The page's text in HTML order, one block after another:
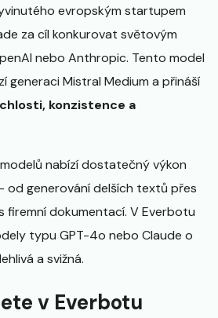
evropským startupem
za cíl konkurovat světovým
nebo Anthropic. Tento model
generaci Mistral Medium a přináší
konzistence a
nabízí dostatečný výkon
od generování delších textů přes
firemní dokumentací. V Everbotu
typu GPT-4o nebo Claude o
a svižná.
v Everbotu